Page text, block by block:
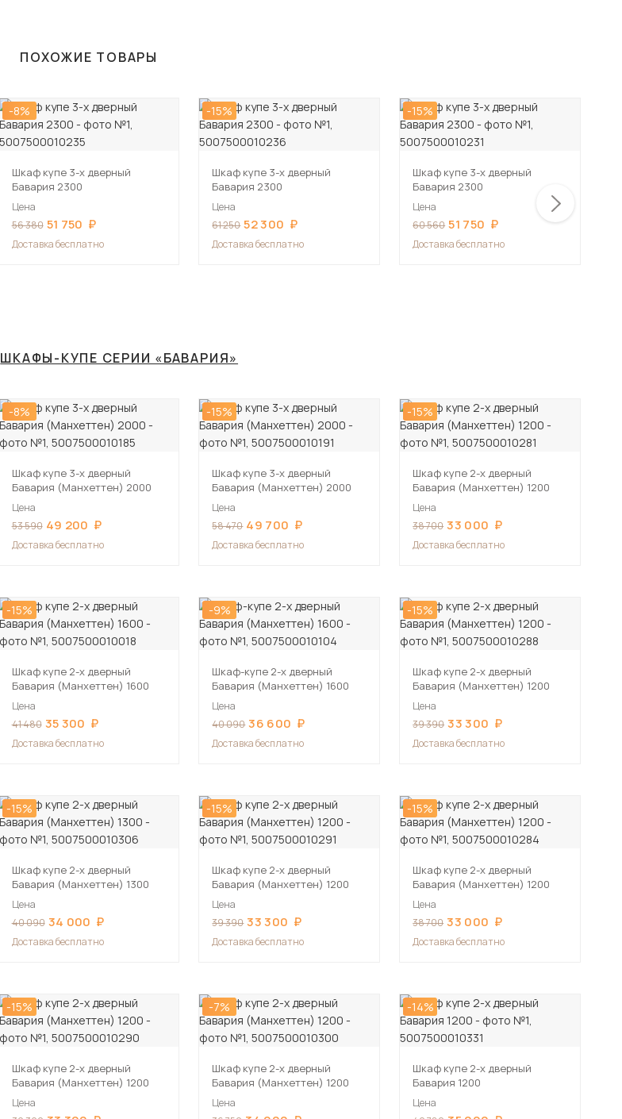
ПОХОЖИЕ ТОВАРЫ
-8%
Шкаф купе 3-х дверный
Бавария 2300
Цена
56 380 51 750
Доставка бесплатно
-15%
Шкаф купе 3-х дверный
Бавария 2300
Цена
61 250 52 300
Доставка бесплатно
-15%
Шкаф купе 3-х дверный
Бавария 2300
Цена
60 560 51 750
Доставка бесплатно
ШКАФЫ-КУПЕ СЕРИИ «БАВАРИЯ»
-8%
Шкаф купе 3-х дверный
Бавария (Манхеттен) 2000
Цена
53 590 49 200
Доставка бесплатно
-15%
Шкаф купе 3-х дверный
Бавария (Манхеттен) 2000
Цена
58 470 49 700
Доставка бесплатно
-15%
Шкаф купе 2-х дверный
Бавария (Манхеттен) 1200
Цена
38 700 33 000
Доставка бесплатно
-15%
Шкаф купе 2-х дверный
Бавария (Манхеттен) 1600
Цена
41 480 35 300
Доставка бесплатно
-9%
Шкаф-купе 2-х дверный
Бавария (Манхеттен) 1600
Цена
40 090 36 600
Доставка бесплатно
-15%
Шкаф купе 2-х дверный
Бавария (Манхеттен) 1200
Цена
39 390 33 300
Доставка бесплатно
-15%
Шкаф купе 2-х дверный
Бавария (Манхеттен) 1300
Цена
40 090 34 000
Доставка бесплатно
-15%
Шкаф купе 2-х дверный
Бавария (Манхеттен) 1200
Цена
39 390 33 300
Доставка бесплатно
-15%
Шкаф купе 2-х дверный
Бавария (Манхеттен) 1200
Цена
38 700 33 000
Доставка бесплатно
-15%
Шкаф купе 2-х дверный
Бавария (Манхеттен) 1200
Цена
-7%
Шкаф купе 2-х дверный
Бавария (Манхеттен) 1200
Цена
-14%
Шкаф купе 2-х дверный
Бавария 1200
Цена